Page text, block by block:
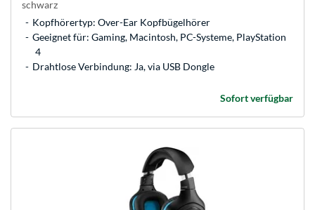
schwarz
Kopfhörertyp: Over-Ear Kopfbügelhörer
Geeignet für: Gaming, Macintosh, PC-Systeme, PlayStation
4
Drahtlose Verbindung: Ja, via USB Dongle
Sofort verfügbar